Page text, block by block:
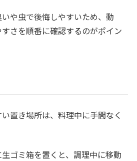
や虫で後悔しやすいため、動
さを順番に確認するのがポイン
置き場所は、料理中に手間なく
ゴミ箱を置くと、調理中に移動